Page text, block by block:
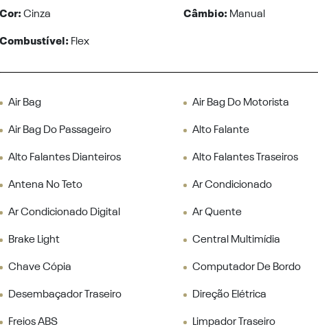
Cor:Cinza Câmbio: Manual
Combustível: Flex
Air Bag Air Bag Do Motorista
Air Bag Do Passageiro Alto Falante
Alto Falantes Dianteiros Alto Falantes Traseiros
Antena No Teto Ar Condicionado
Ar Condicionado Digital Ar Quente
Brake Light Central Multimídia
Chave Cópia Computador De Bordo
Desembaçador Traseiro Direção Elétrica
Freios ABS Limpador Traseiro